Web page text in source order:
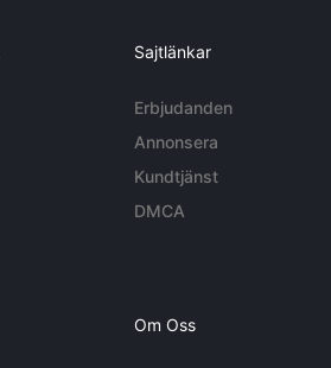
Sajtlänkar
Erbjudanden
Annonsera
Kundtjänst
DMCA
Om Oss